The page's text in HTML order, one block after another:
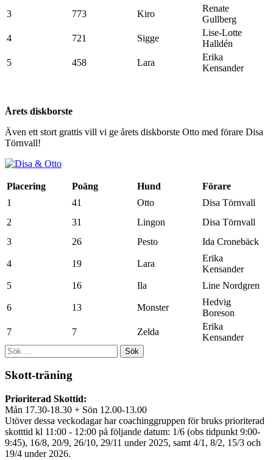
3 773 Kiro
Renate
Gullberg
4
721 Sigge
Lise-Lotte
Halldén
5
458 Lara
Erika
Kensander
Årets diskborste
Även ett stort grattis vill vi ge årets diskborste Otto med förare Disa
Törnvall!
Placering Poäng Hund
Förare
1
41 Otto
Disa Törnvall
2
31 Lingon
Disa Törnvall
3
26 Pesto Ida Cronebäck
4 19 Lara
Erika
Kensander
5
16 Ila Line Nordgren
6 13 Monster
Hedvig
Boreson
7
7 Zelda
Erika
Kensander
Sök
efter:
Skott-träning
Prioriterad Skottid:
Mån 17.30-18.30 + Sön 12.00-13.00
Utöver dessa veckodagar har coachinggruppen för bruks prioriterad
skotttid kl 11:00 - 12:00 på följande datum: 1/6 (obs tidpunkt 9:00-
9:45), 16/8, 20/9, 26/10, 29/11 under 2025, samt 4/1, 8/2, 15/3 och
19/4 under 2026.